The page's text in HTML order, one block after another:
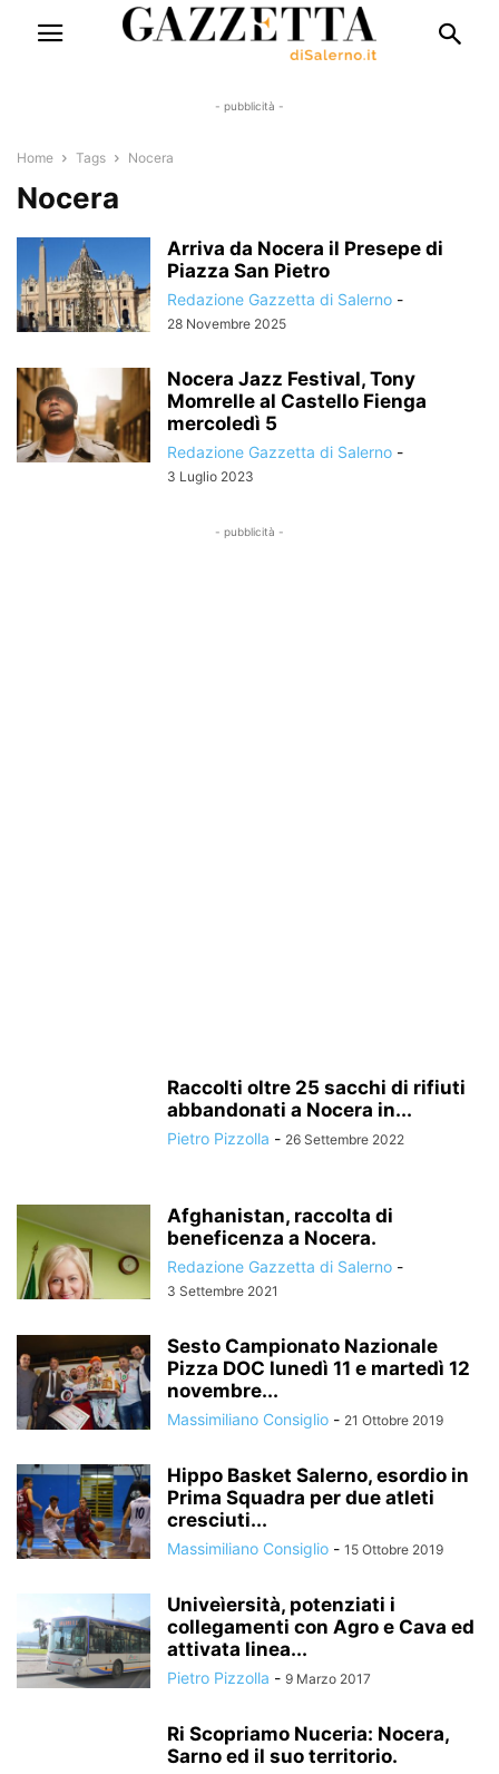
- pubblicità -
Home Tags Nocera
Nocera
Arriva da Nocera il Presepe di
Piazza San Pietro
Redazione Gazzetta di Salerno -
28 Novembre 2025
Nocera Jazz Festival, Tony
Momrelle al Castello Fienga
mercoledì 5
Redazione Gazzetta di Salerno -
3 Luglio 2023
- pubblicità -
Raccolti oltre 25 sacchi di rifiuti
abbandonati a Nocera in...
Pietro Pizzolla - 26 Settembre 2022
Afghanistan, raccolta di
beneficenza a Nocera.
Redazione Gazzetta di Salerno -
3 Settembre 2021
Sesto Campionato Nazionale
Pizza DOC lunedì 11 e martedì 12
novembre...
Massimiliano Consiglio - 21 Ottobre 2019
Hippo Basket Salerno, esordio in
Prima Squadra per due atleti
cresciuti...
Massimiliano Consiglio - 15 Ottobre 2019
Univeìersità, potenziati i
collegamenti con Agro e Cava ed
attivata linea...
Pietro Pizzolla - 9 Marzo 2017
Ri Scopriamo Nuceria: Nocera,
Sarno ed il suo territorio.